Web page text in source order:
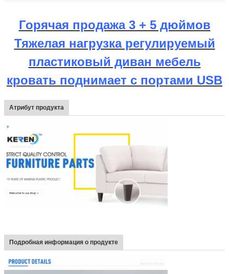
Горячая продажа 3 + 5 дюймов
Тяжелая нагрузка регулируемый
пластиковый диван мебель
кровать поднимает с портами USB
Атрибут продукта
Подробная информация о продукте